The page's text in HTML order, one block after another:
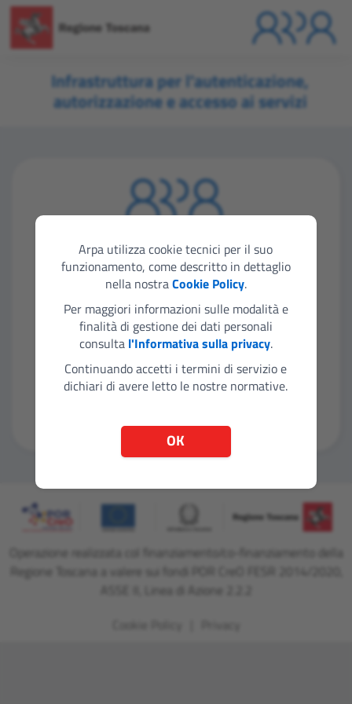
Infrastruttura per l'autenticazione,
autorizzazione e accesso ai servizi
vuoi utilizzare per accedere
Entra con CIE
Operazione realizzata col finanziamento/co-finanziamento della
Regione Toscana a valere sui fondi POR CreO FESR 2014/2020,
Arpa utilizza cookie tecnici per il suo
funzionamento, come descritto in dettaglio
nella nostraCookie Policy.
Per maggiori informazioni sulle modalità e
finalità di gestione dei dati personali
consulta l'Informativa sulla privacy.
Continuando accetti i termini di servizio e
dichiari di avere letto le nostre normative.
OK